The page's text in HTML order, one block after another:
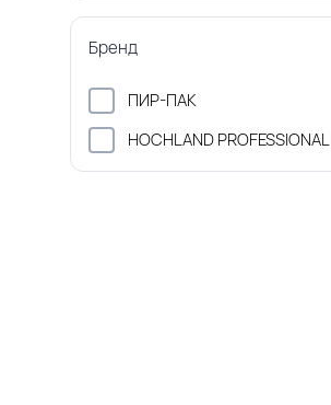
Бренд
ПИР-ПАК
HOCHLAND PROFESSIONAL